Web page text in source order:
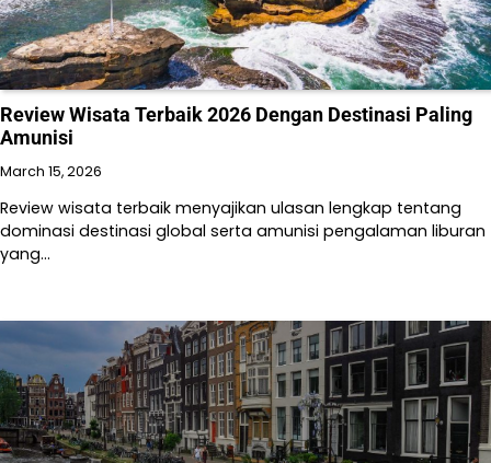
Review Wisata Terbaik 2026 Dengan Destinasi Paling
Amunisi
March 15, 2026
Review wisata terbaik menyajikan ulasan lengkap tentang
dominasi destinasi global serta amunisi pengalaman liburan
yang…